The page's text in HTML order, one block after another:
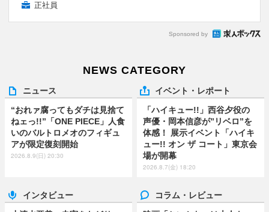
正社員
Sponsored by
NEWS CATEGORY
ニュース
“おれァ腐ってもダチは見捨て
ねェっ!!”「ONE PIECE」人食
いのバルトロメオのフィギュ
アが限定復刻開始
2026.8.9(日) 20:30
イベント・レポート
「ハイキュー!!」西谷夕役の
声優・岡本信彦が”リベロ”を
体感！ 展示イベント「ハイキ
ュー!! オン ザ コート」東京会
場が開幕
2026.8.7(金) 18:20
インタビュー コラム・レビュー